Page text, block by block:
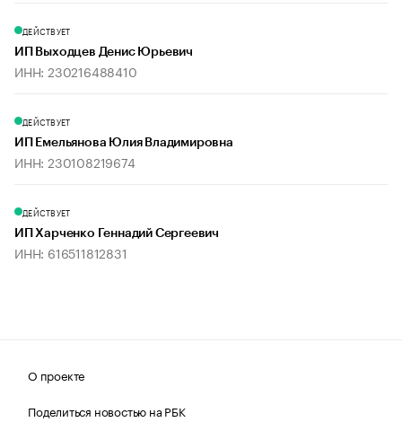
ДЕЙСТВУЕТ
ИП Выходцев Денис Юрьевич
ИНН: 230216488410
ДЕЙСТВУЕТ
ИП Емельянова Юлия Владимировна
ИНН: 230108219674
ДЕЙСТВУЕТ
ИП Харченко Геннадий Сергеевич
ИНН: 616511812831
О проекте
Поделиться новостью на РБК